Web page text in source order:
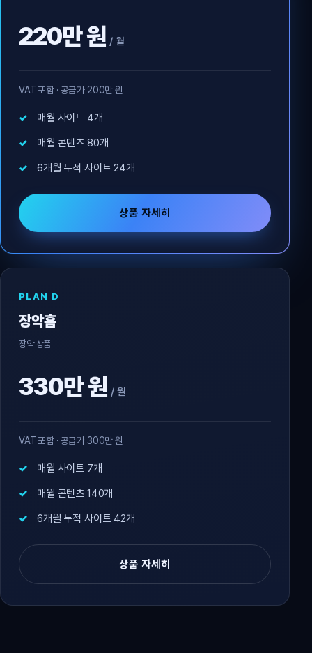
220만 원 / 월
VAT 포함 · 공급가 200만 원
매월 사이트 4개
매월 콘텐츠 80개
6개월 누적 사이트 24개
상품 자세히
PLAN D
장악홈
장악 상품
330만 원 / 월
VAT 포함 · 공급가 300만 원
매월 사이트 7개
매월 콘텐츠 140개
6개월 누적 사이트 42개
상품 자세히